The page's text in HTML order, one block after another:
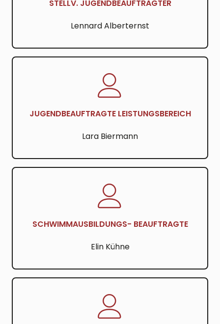
STELLV. JUGENDBEAUFTRAGTER
Lennard Alberternst
JUGENDBEAUFTRAGTE LEISTUNGSBEREICH
Lara Biermann
SCHWIMMAUSBILDUNGS- BEAUFTRAGTE
Elin Kühne